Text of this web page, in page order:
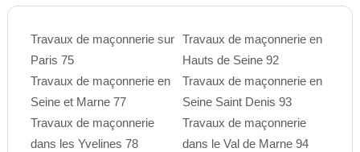
Travaux de maçonnerie sur
Paris 75
Travaux de maçonnerie en
Seine et Marne 77
Travaux de maçonnerie
dans les Yvelines 78
Travaux de maçonnerie en
Hauts de Seine 92
Travaux de maçonnerie en
Seine Saint Denis 93
Travaux de maçonnerie
dans le Val de Marne 94